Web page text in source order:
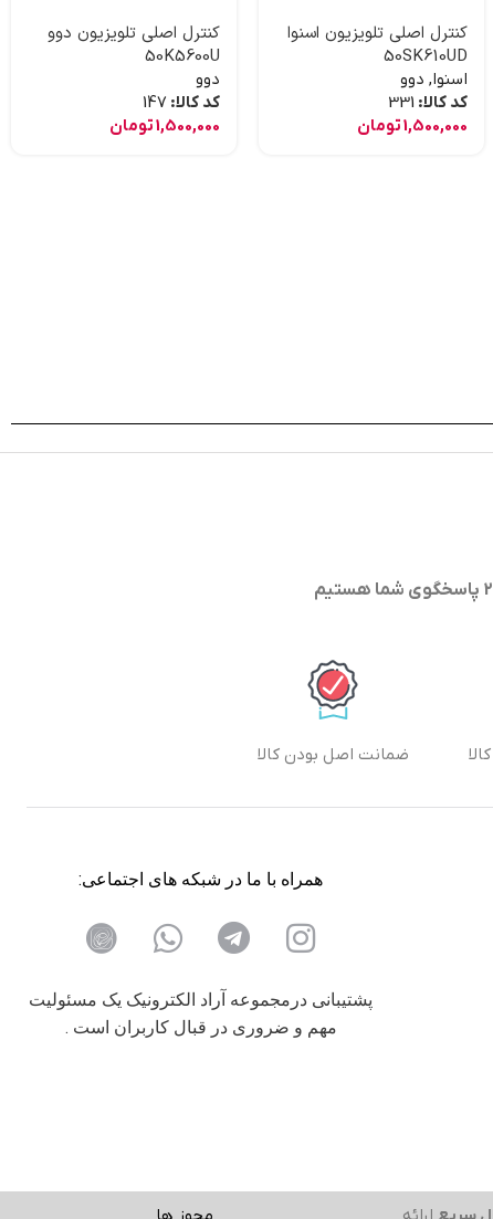
کنترل اصلی تلویزیون اسنوا
50SK610UD
اسنوا, دوو
کد کالا: 331
1,500,000تومان
کنترل اصلی تلویزیون دوو
50K5600U
دوو
کد کالا: 147
1,500,000تومان
ضمانت اصل بودن کالا
همراه با ما در شبکه های اجتماعی:
پشتیبانی درمجموعه آراد الکترونیک یک مسئولیت
مهم و ضروری در قبال کاربران است .